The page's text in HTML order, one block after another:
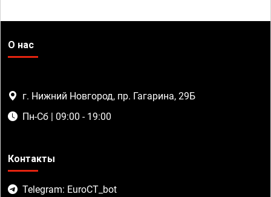
О нас
г. Нижний Новгород, пр. Гагарина, 29Б
Пн-Сб | 09:00 - 19:00
Контакты
Telegram: EuroCT_bot